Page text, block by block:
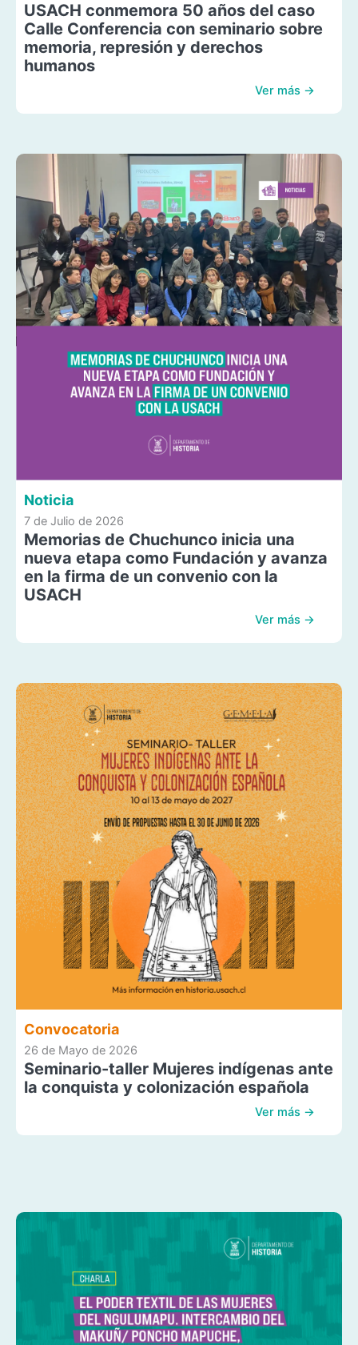
USACH conmemora 50 años del caso
Calle Conferencia con seminario sobre
memoria, represión y derechos
humanos
Ver más →
Noticia
7 de Julio de 2026
Memorias de Chuchunco inicia una
nueva etapa como Fundación y avanza
en la firma de un convenio con la
USACH
Ver más →
Convocatoria
26 de Mayo de 2026
Seminario-taller Mujeres indígenas ante
la conquista y colonización española
Ver más →